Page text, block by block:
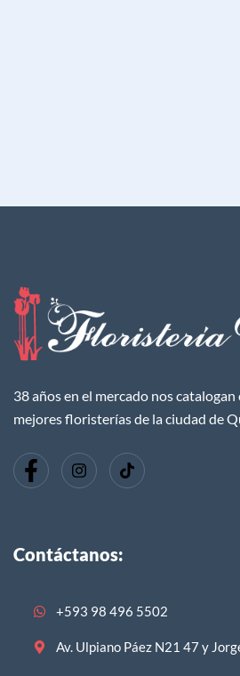
38 años en el mercado nos catalogan
mejores floristerías de la ciudad de
Contáctanos:
+593 98 496 5502
Av. Ulpiano Páez N21 47 y